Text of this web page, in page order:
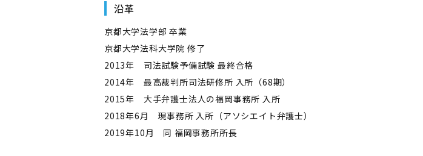
沿革
京都大学法学部 卒業
京都大学法科大学院 修了
2013年 司法試験予備試験 最終合格
2014年 最高裁判所司法研修所 入所（68期）
2015年 大手弁護士法人の福岡事務所 入所
2018年6月 現事務所 入所（アソシエイト弁護士）
2019年10月 同 福岡事務所所長